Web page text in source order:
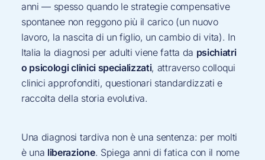
anni — spesso quando le strategie compensative
spontanee non reggono più il carico (un nuovo
lavoro, la nascita di un figlio, un cambio di vita). In
Italia la diagnosi per adulti viene fatta da psichiatri
o psicologi clinici specializzati, attraverso colloqui
clinici approfonditi, questionari standardizzati e
raccolta della storia evolutiva.
Una diagnosi tardiva non è una sentenza: per molti
è una liberazione. Spiega anni di fatica con il nome